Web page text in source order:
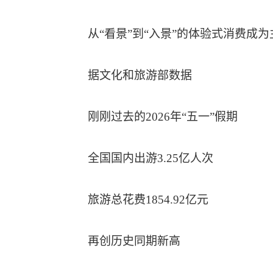
从“看景”到“入景”的体验式消费成为
据文化和旅游部数据
刚刚过去的2026年“五一”假期
全国国内出游3.25亿人次
旅游总花费1854.92亿元
再创历史同期新高